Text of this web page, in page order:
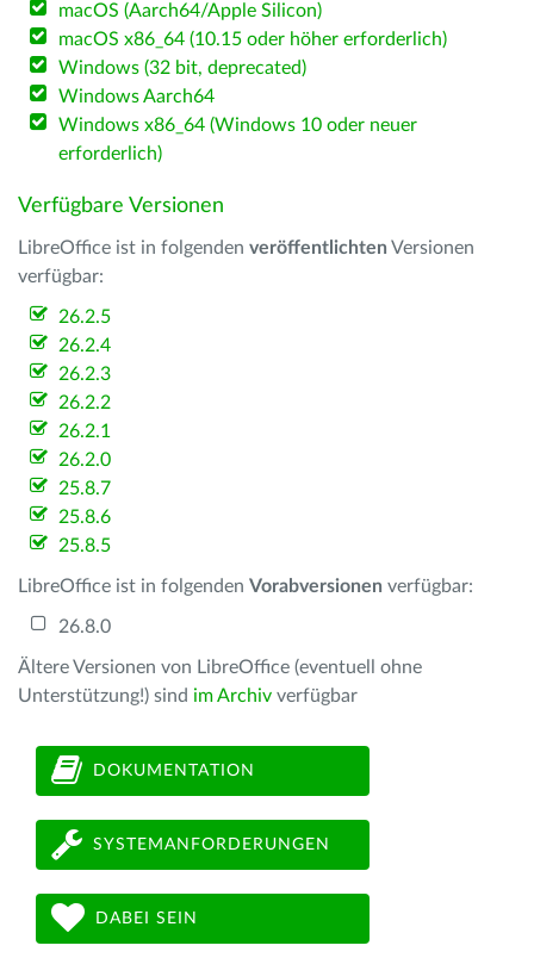
macOS (Aarch64/Apple Silicon)
macOS x86_64 (10.15 oder höher erforderlich)
Windows (32 bit, deprecated)
Windows Aarch64
Windows x86_64 (Windows 10 oder neuer
erforderlich)
Verfügbare Versionen
LibreOffice ist in folgenden veröffentlichten Versionen
verfügbar:
26.2.5
26.2.4
26.2.3
26.2.2
26.2.1
26.2.0
25.8.7
25.8.6
25.8.5
LibreOffice ist in folgenden Vorabversionen verfügbar:
26.8.0
Ältere Versionen von LibreOffice (eventuell ohne
Unterstützung!) sind im Archiv verfügbar
DOKUMENTATION
SYSTEMANFORDERUNGEN
DABEI SEIN